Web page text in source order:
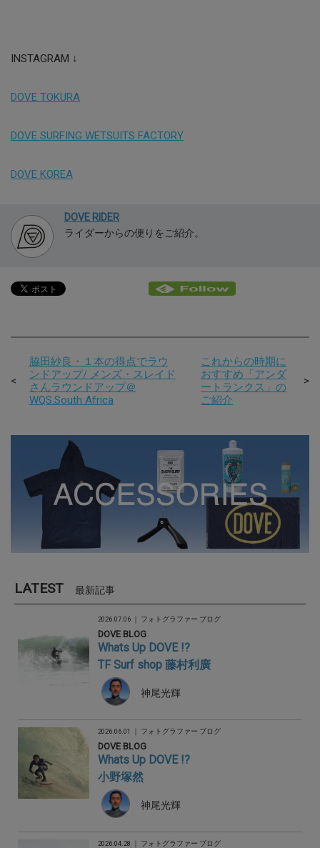
INSTAGRAM ↓
DOVE TOKURA
DOVE SURFING WETSUITS FACTORY
DOVE KOREA
DOVE RIDER
ライダーからの便りをご紹介。
脇田紗良・１本の得点でラウ
ンドアップ/ メンズ・スレイド
さんラウンドアップ＠
WQS.South Africa
これからの時期に
おすすめ「アンダ
ートランクス」の
ご紹介
LATEST 最新記事
2026.07.06 ｜ フォトグラファー ブログ
DOVE BLOG
Whats Up DOVE !?
TF Surf shop 藤村利廣
神尾光輝
2026.06.01 ｜ フォトグラファー ブログ
DOVE BLOG
Whats Up DOVE !?
小野塚然
神尾光輝
2026.04.28 ｜ フォトグラファー ブログ